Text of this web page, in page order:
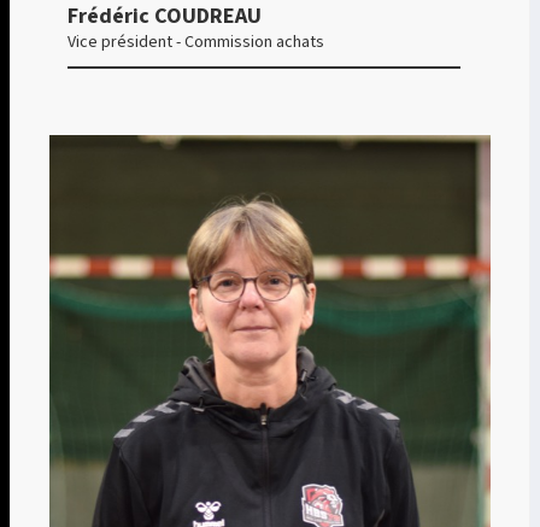
Frédéric COUDREAU
Vice président - Commission achats